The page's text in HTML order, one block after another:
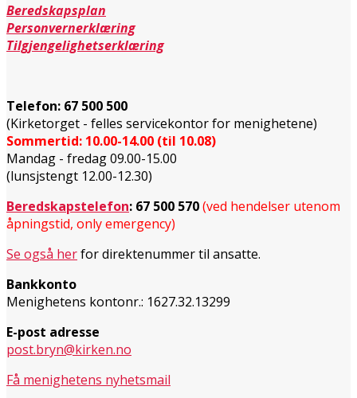
Beredskapsplan
Personvernerklæring
Tilgjengelighetserklæring
Telefon: 67 500 500
(Kirketorget - felles servicekontor for menighetene)
Sommertid: 10.00-14.00 (til 10.08)
Mandag - fredag 09.00-15.00
(lunsjstengt 12.00-12.30)
Beredskapstelefon: 67 500 570(ved hendelser utenom
åpningstid, only emergency)
Se også herfor direktenummer til ansatte.
Bankkonto
Menighetens kontonr.: 1627.32.13299
E-post adresse
post.bryn@kirken.no
Få menighetens nyhetsmail